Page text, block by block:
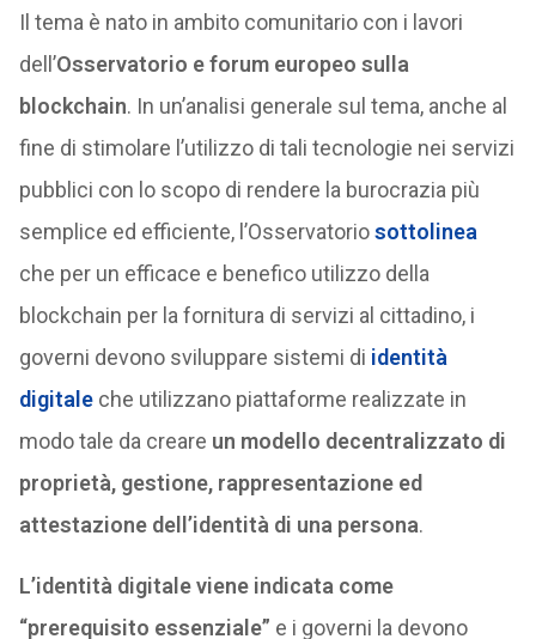
Il tema è nato in ambito comunitario con i lavori
dell’Osservatorio e forum europeo sulla
blockchain. In un’analisi generale sul tema, anche al
fine di stimolare l’utilizzo di tali tecnologie nei servizi
pubblici con lo scopo di rendere la burocrazia più
semplice ed efficiente, l’Osservatoriosottolinea
che per un efficace e benefico utilizzo della
blockchain per la fornitura di servizi al cittadino, i
governi devono sviluppare sistemi di identità
digitaleche utilizzano piattaforme realizzate in
modo tale da creare un modello decentralizzato di
proprietà, gestione, rappresentazione ed
attestazione dell’identità di una persona.
L’identità digitale viene indicata come
“prerequisito essenziale” e i governi la devono